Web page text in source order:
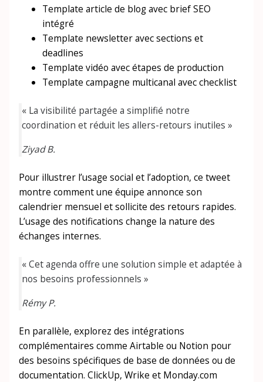
Template article de blog avec brief SEO
intégré
Template newsletter avec sections et
deadlines
Template vidéo avec étapes de production
Template campagne multicanal avec checklist
« La visibilité partagée a simplifié notre
coordination et réduit les allers-retours inutiles »
Ziyad B.
Pour illustrer l’usage social et l’adoption, ce tweet
montre comment une équipe annonce son
calendrier mensuel et sollicite des retours rapides.
L’usage des notifications change la nature des
échanges internes.
« Cet agenda offre une solution simple et adaptée à
nos besoins professionnels »
Rémy P.
En parallèle, explorez des intégrations
complémentaires comme Airtable ou Notion pour
des besoins spécifiques de base de données ou de
documentation. ClickUp, Wrike et Monday.com